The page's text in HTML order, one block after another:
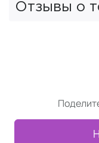
Отзывы о